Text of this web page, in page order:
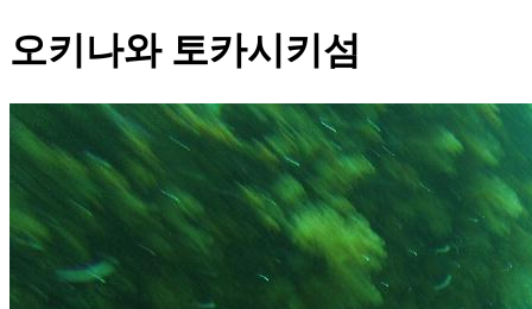
오키나와 토카시키섬